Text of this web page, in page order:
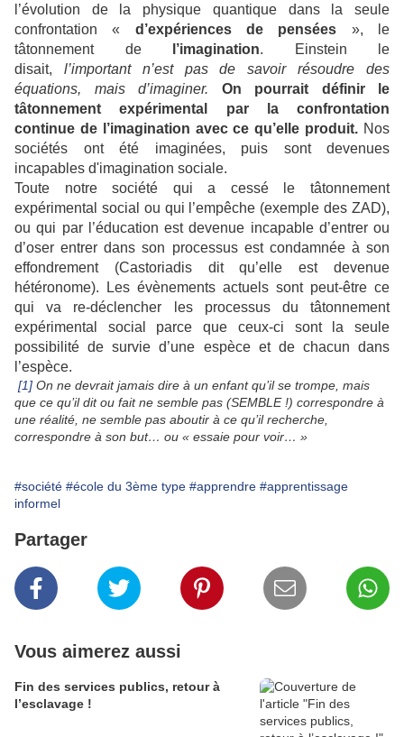
l’évolution de la physique quantique dans la seule
confrontation « d’expériences de pensées », le
tâtonnement de
l’imagination. Einstein le
disait, l’important n’est pas de savoir résoudre des
équations, mais d’imaginer.
On pourrait définir le
tâtonnement expérimental par la confrontation
continue de l’imagination avec ce qu’elle produit. Nos
sociétés ont été imaginées, puis sont devenues
incapables d'imagination sociale.
Toute notre société qui a cessé le tâtonnement
expérimental social ou qui l’empêche (exemple des ZAD),
ou qui par l’éducation est devenue incapable d’entrer ou
d’oser entrer dans son processus est condamnée à son
effondrement (Castoriadis dit qu’elle est devenue
hétéronome). Les évènements actuels sont peut-être ce
qui va re-déclencher les processus du tâtonnement
expérimental social parce que ceux-ci sont la seule
possibilité de survie d’une espèce et de chacun dans
l’espèce.
[1] On ne devrait jamais dire à un enfant qu’il se trompe, mais
que ce qu’il dit ou fait ne semble pas (SEMBLE !) correspondre à
une réalité, ne semble pas aboutir à ce qu’il recherche,
correspondre à son but… ou « essaie pour voir… »
#société #école du 3ème type #apprendre #apprentissage
informel
Partager
Vous aimerez aussi
Fin des services publics, retour à
l’esclavage !